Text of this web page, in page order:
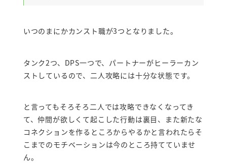
いつのまにかカンスト職が3つとなりました。
タンク2つ、DPS一つで、パートナーがヒーラーカン
ストしているので、二人攻略には十分な状態です。
と言ってもそろそろ二人では攻略できなくなってき
て、仲間が欲しくて起こした行動は裏目、また新たな
コネクションを作るところからやるかと言われたらそ
こまでのモチベーションは今のところ持てていませ
ん。